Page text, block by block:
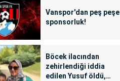
Vanspor'dan peş peşe
sponsorluk!
Böcek ilacından
zehirlendiği iddia
edilen Yusuf öldü,